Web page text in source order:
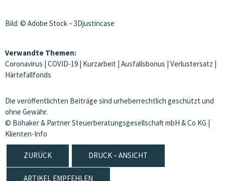
Bild: © Adobe Stock – 3Djustincase
Verwandte Themen:
Coronavirus | COVID-19 | Kurzarbeit | Ausfallsbonus | Verlustersatz |
Härtefallfonds
Die veröffentlichten Beiträge sind urheberrechtlich geschützt und
ohne Gewähr.
© Böhaker & Partner Steuerberatungsgesellschaft mbH & Co KG |
Klienten-Info
ZURÜCK DRUCK – ANSICHT
ARTIKEL EMPFEHLEN